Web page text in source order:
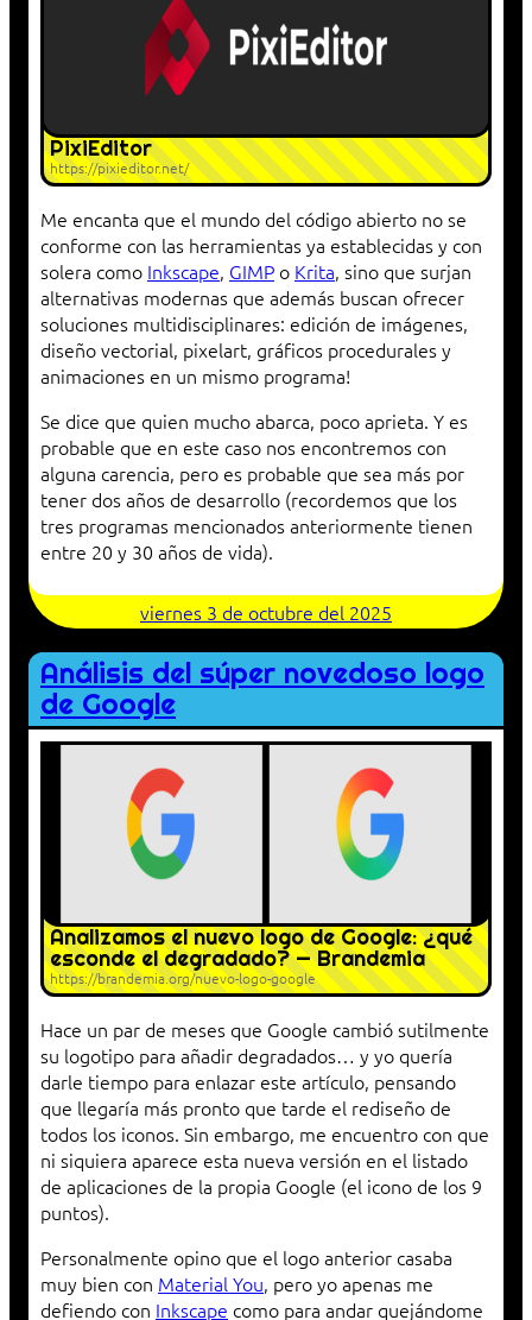
PixiEditor
https://pixieditor.net/
Me encanta que el mundo del código abierto no se
conforme con las herramientas ya establecidas y con
solera como Inkscape, GIMP o Krita, sino que surjan
alternativas modernas que además buscan ofrecer
soluciones multidisciplinares: edición de imágenes,
diseño vectorial, pixelart, gráficos procedurales y
animaciones en un mismo programa!
Se dice que quien mucho abarca, poco aprieta. Y es
probable que en este caso nos encontremos con
alguna carencia, pero es probable que sea más por
tener dos años de desarrollo (recordemos que los
tres programas mencionados anteriormente tienen
entre 20 y 30 años de vida).
viernes 3 de octubre del 2025
Análisis del súper novedoso logo
de Google
Analizamos el nuevo logo de Google: ¿qué
esconde el degradado? — Brandemia
https://brandemia.org/nuevo-logo-google
Hace un par de meses que Google cambió sutilmente
su logotipo para añadir degradados… y yo quería
darle tiempo para enlazar este artículo, pensando
que llegaría más pronto que tarde el rediseño de
todos los iconos. Sin embargo, me encuentro con que
ni siquiera aparece esta nueva versión en el listado
de aplicaciones de la propia Google (el icono de los 9
puntos).
Personalmente opino que el logo anterior casaba
muy bien con Material You, pero yo apenas me
defiendo con Inkscape como para andar quejándome